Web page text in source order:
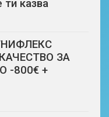
ти казва
ЗА
-800€ +